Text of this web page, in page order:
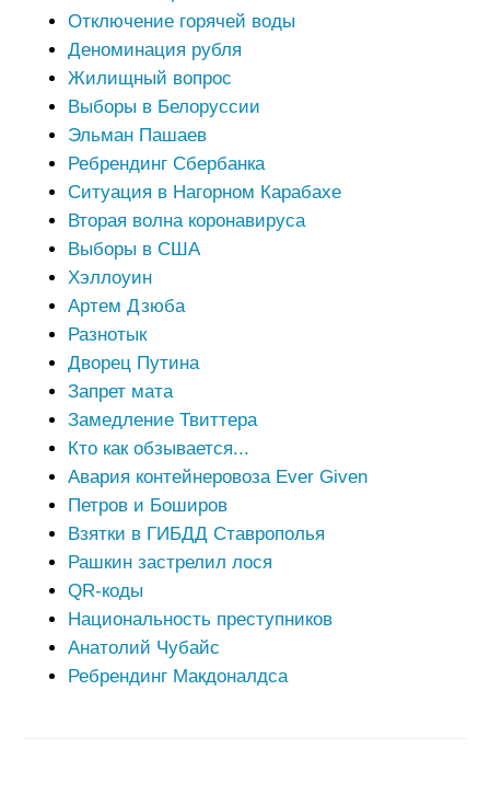
Отключение горячей воды
Деноминация рубля
Жилищный вопрос
Выборы в Белоруссии
Эльман Пашаев
Ребрендинг Сбербанка
Ситуация в Нагорном Карабахе
Вторая волна коронавируса
Выборы в США
Хэллоуин
Артем Дзюба
Разнотык
Дворец Путина
Запрет мата
Замедление Твиттера
Кто как обзывается...
Авария контейнеровоза Ever Given
Петров и Боширов
Взятки в ГИБДД Ставрополья
Рашкин застрелил лося
QR-коды
Национальность преступников
Анатолий Чубайс
Ребрендинг Макдоналдса